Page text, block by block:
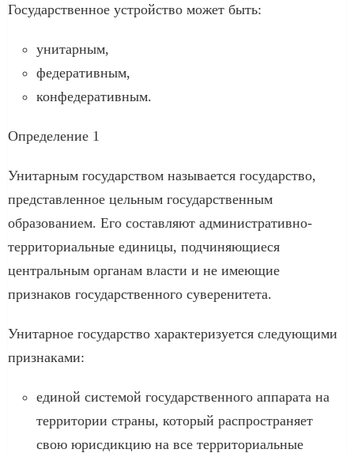
Государственное устройство может быть:
унитарным,
федеративным,
конфедеративным.
Определение 1
Унитарным государством называется государство,
представленное цельным государственным
образованием. Его составляют административно-
территориальные единицы, подчиняющиеся
центральным органам власти и не имеющие
признаков государственного суверенитета.
Унитарное государство характеризуется следующими
признаками:
единой системой государственного аппарата на
территории страны, который распространяет
свою юрисдикцию на все территориальные